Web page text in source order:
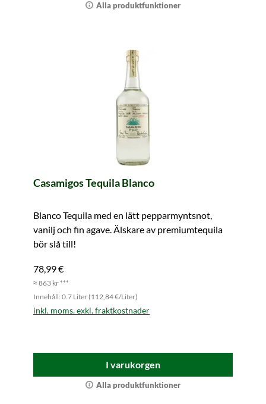
Alla produktfunktioner
Casamigos Tequila Blanco
Blanco Tequila med en lätt pepparmyntsnot,
vanilj och fin agave. Älskare av premiumtequila
bör slå till!
78,99 €
≈ 863 kr ***
Innehåll: 0.7 Liter (112,84 €/Liter)
inkl. moms. exkl. fraktkostnader
I varukorgen
Alla produktfunktioner